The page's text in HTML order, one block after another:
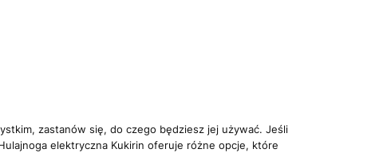
zastanów się, do czego będziesz jej używać. Jeśli
elektryczna Kukirin oferuje różne opcje, które